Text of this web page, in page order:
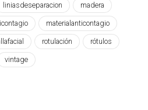
liniasdeseparacion madera
materialanticontagio
rotulación rótulos
vintage